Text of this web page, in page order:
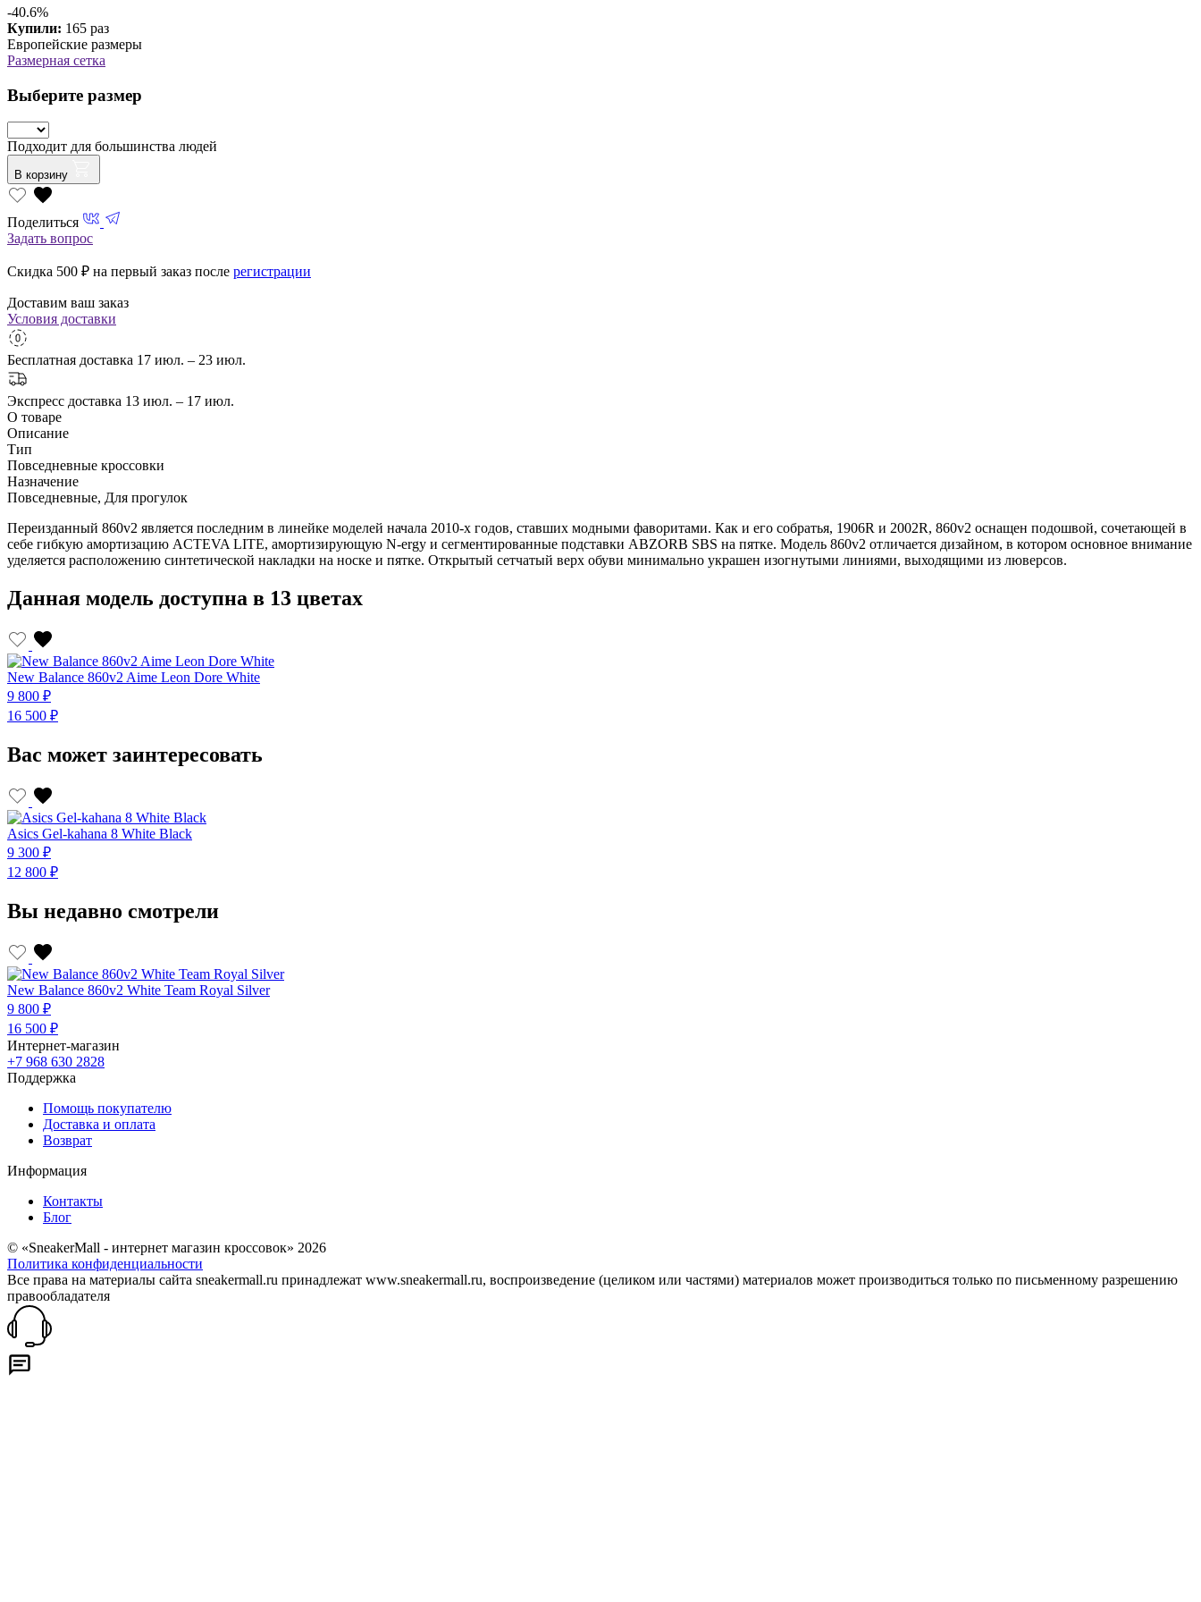
-40.6%
Купили: 165 раз
Европейские размеры
Размерная сетка
Выберите размер
Подходит для большинства людей
В корзину
Поделиться
Задать вопрос
Скидка 500 ₽ на первый заказ после регистрации
Доставим ваш заказ
Условия доставки
Бесплатная доставка 17 июл. – 23 июл.
Экспресс доставка 13 июл. – 17 июл.
О товаре
Описание
Тип
Повседневные кроссовки
Назначение
Повседневные, Для прогулок
Переизданный 860v2 является последним в линейке моделей начала 2010-х годов, ставших модными фаворитами. Как и его собратья, 1906R и 2002R, 860v2 оснащен подошвой, сочетающей в
себе гибкую амортизацию ACTEVA LITE, амортизирующую N-ergy и сегментированные подставки ABZORB SBS на пятке. Модель 860v2 отличается дизайном, в котором основное внимание
уделяется расположению синтетической накладки на носке и пятке. Открытый сетчатый верх обуви минимально украшен изогнутыми линиями, выходящими из люверсов.
Данная модель доступна в 13 цветах
New Balance 860v2 Aime Leon Dore White
9 800 ₽
16 500 ₽
Вас может заинтересовать
Asics Gel-kahana 8 White Black
9 300 ₽
12 800 ₽
Вы недавно смотрели
New Balance 860v2 White Team Royal Silver
9 800 ₽
16 500 ₽
Интернет-магазин
+7 968 630 2828
Поддержка
Помощь покупателю
Доставка и оплата
Возврат
Информация
Контакты
Блог
© «SneakerMall - интернет магазин кроссовок» 2026
Политика конфиденциальности
Все права на материалы сайта sneakermall.ru принадлежат www.sneakermall.ru, воспроизведение (целиком или частями) материалов может производиться только по письменному разрешению
правообладателя